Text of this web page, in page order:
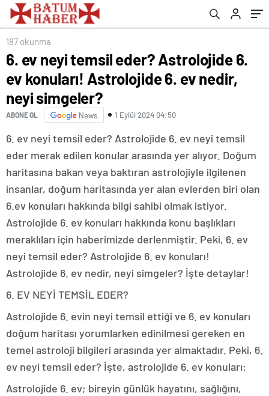
simgeler?
187 okunma
6. ev neyi temsil eder? Astrolojide 6.
ev konuları! Astrolojide 6. ev nedir,
neyi simgeler?
ABONE OL News 1 Eylül 2024 04:50
6. ev neyi temsil eder? Astrolojide 6. ev neyi temsil
eder merak edilen konular arasında yer alıyor. Doğum
haritasına bakan veya baktıran astrolojiyle ilgilenen
insanlar, doğum haritasında yer alan evlerden biri olan
6.ev konuları hakkında bilgi sahibi olmak istiyor.
Astrolojide 6. ev konuları hakkında konu başlıkları
meraklıları için haberimizde derlenmiştir. Peki, 6. ev
neyi temsil eder? Astrolojide 6. ev konuları!
Astrolojide 6. ev nedir, neyi simgeler? İşte detaylar!
6. EV NEYİ TEMSİL EDER?
Astrolojide 6. evin neyi temsil ettiği ve 6. ev konuları
doğum haritası yorumlarken edinilmesi gereken en
temel astroloji bilgileri arasında yer almaktadır. Peki, 6.
ev neyi temsil eder? İşte, astrolojide 6. ev konuları:
Astrolojide 6. ev; bireyin günlük hayatını, sağlığını,